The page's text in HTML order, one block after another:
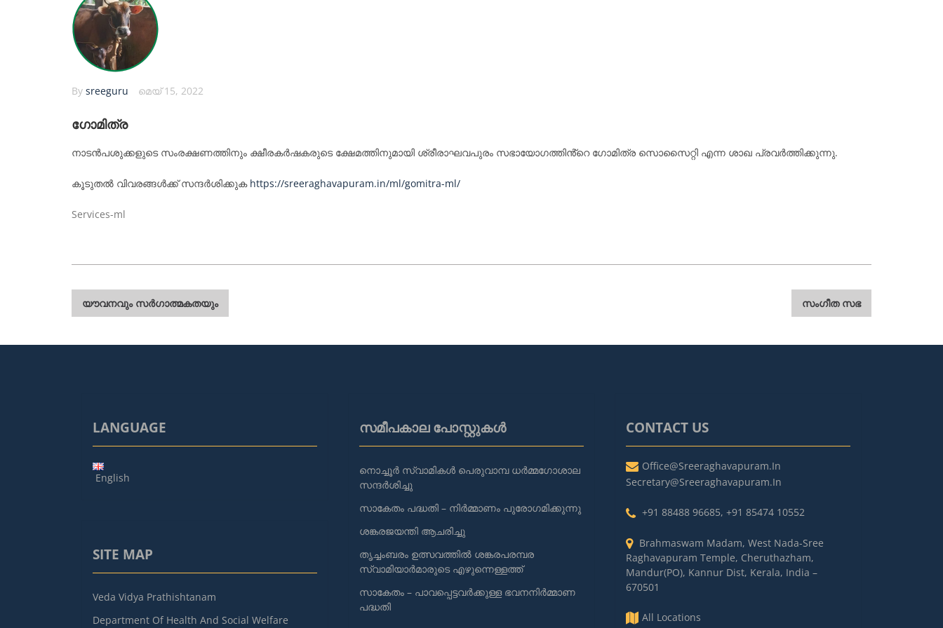
By sreeguru മെയ്‌ 15, 2022
ഗോമിത്ര
നാടൻപശുക്കളുടെ സംരക്ഷണത്തിനും ക്ഷീരകർഷകരുടെ ക്ഷേമത്തിനുമായി ശ്രീരാഘവപുരം സഭായോഗത്തിൻ്റെ ഗോമിത്ര സൊസൈറ്റി എന്ന ശാഖ പ്രവർത്തിക്കുന്നു.
കൂടുതൽ വിവരങ്ങൾക്ക് സന്ദർശിക്കുക https://sreeraghavapuram.in/ml/gomitra-ml/
Services-ml
പോസ്റ്റുകളിലൂടെ
യൗവനവും സർഗാത്മകതയും സംഗീത സഭ
LANGUAGE
English
SITE MAP
Veda Vidya Prathishtanam
Department Of Health And Social Welfare
സമീപകാല പോസ്റ്റുകൾ
നൊച്ചൂർ സ്വാമികൾ പെരുവാമ്പ ധർമ്മഗോശാല
സന്ദർശിച്ചു
സാകേതം പദ്ധതി – നിർമ്മാണം പുരോഗമിക്കുന്നു
ശങ്കരജയന്തി ആചരിച്ചു
തൃച്ചംബരം ഉത്സവത്തിൽ ശങ്കരപരമ്പര
സ്വാമിയാർമാരുടെ എഴുന്നെള്ളത്ത്
സാകേതം – പാവപ്പെട്ടവർക്കുള്ള ഭവനനിർമ്മാണ
പദ്ധതി
CONTACT US
Office@sreeraghavapuram.in
Secretary@sreeraghavapuram.in
+91 88488 96685, +91 85474 10552
Brahmaswam Madam, West Nada-Sree
Raghavapuram Temple, Cheruthazham,
Mandur(PO), Kannur Dist, Kerala, India –
670501
All Locations